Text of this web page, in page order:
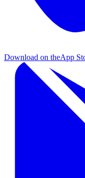
Download on theApp